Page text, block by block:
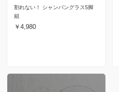
割れない！ シャンパングラス5脚
組
￥4,980